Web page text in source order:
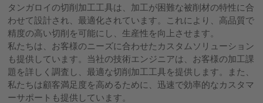
タンガロイの切削加工工具は、加工が困難な被削材の特性に合
わせて設計され、最適化されています。これにより、高品質で
精度の高い切削を可能にし、生産性を向上させます。
私たちは、お客様のニーズに合わせたカスタムソリューション
も提供しています。当社の技術エンジニアは、お客様の加工課
題を詳しく調査し、最適な切削加工工具を提供します。また、
私たちは顧客満足度を高めるために、迅速で効率的なカスタマ
ーサポートも提供しています。